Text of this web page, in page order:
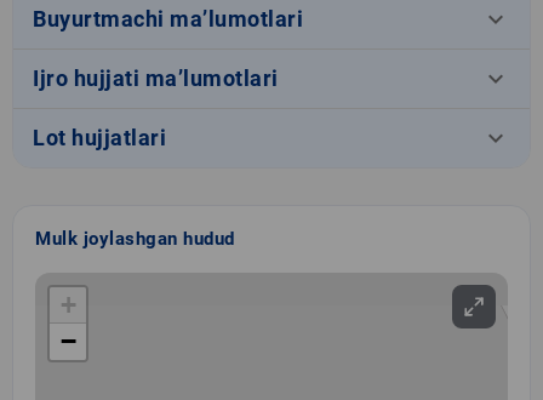
Buyurtmachi ma’lumotlari keyboard_arrow_down
Ijro hujjati ma’lumotlari keyboard_arrow_down
Lot hujjatlari keyboard_arrow_down
Mulk joylashgan hudud
+
−